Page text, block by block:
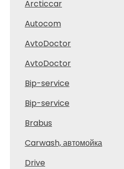
Arcticcar
Autocom
AvtoDoctor
AvtoDoctor
Bip-service
Bip-service
Brabus
Carwash, автомойка
Drive